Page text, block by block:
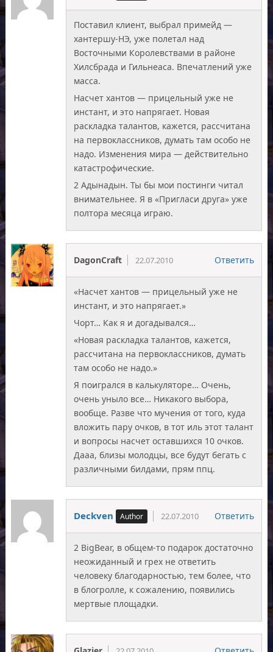
Поставил клиент, выбрал примейд —
хантершу-НЭ, уже полетал над
Восточными Королевствами в районе
Хилсбрада и Гильнеаса. Впечатлений уже
масса.
Насчет хантов — прицельный уже не
инстант, и это напрягает. Новая
раскладка талантов, кажется, рассчитана
на первоклассников, думать там особо не
надо. Изменения мира — действительно
катастрофические.
2 Адынадын. Ты бы мои постинги читал
внимательнее. Я в «Пригласи друга» уже
полтора месяца играю.
DagonCraft 22.07.2010 Ответить
«Насчет хантов — прицельный уже не
инстант, и это напрягает.»
Чорт… Как я и догадывался…
«Новая раскладка талантов, кажется,
рассчитана на первоклассников, думать
там особо не надо.»
Я поигрался в калькуляторе… Очень,
очень уныло все… Никакого выбора,
вообще. Разве что мучения от того, куда
вложить пару очков, в тот иль этот талант
и вопросы насчет оставшихся 10 очков.
Дааа, близы молодцы, все будут бегать с
различными билдами, прям ппц.
Deckven 22.07.2010 Ответить
2 BigBear, в общем-то подарок достаточно
неожиданный и грех не ответить
человеку благодарностью, тем более, что
в блогролле, к сожалению, появились
мертвые площадки.